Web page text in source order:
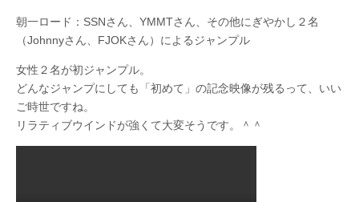
朝一ロード：SSNさん、YMMTさん、その他にぎやかし２名
（Johnnyさん、FJOKさん）によるジャンプル
女性２名が初ジャンプル。
どんなジャンプにしても「初めて」の記念映像が残るって、いい
ご時世ですね。
リラティブウインドが強くて大変そうです。＾＾